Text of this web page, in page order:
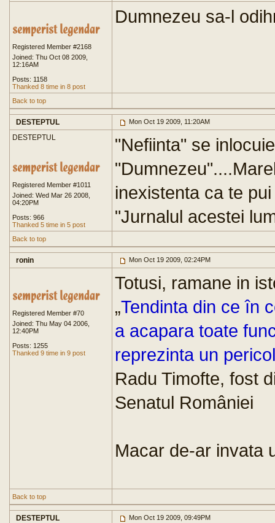
Registered Member #2168
Joined: Thu Oct 08 2009,
12:16AM
Posts: 1158
Thanked 8 time in 8 post
Dumnezeu sa-l
Back to top
DESTEPTUL Mon Oct 19 2009, 11:20AM
DESTEPTUL
Registered Member #1011
Joined: Wed Mar 26 2008,
04:20PM
Posts: 966
Thanked 5 time in 5 post
"Nefiinta" se
inexistenta ca te
"Jurnalul acestei
Back to top
ronin Mon Oct 19 2009, 02:24PM
Registered Member #70
Joined: Thu May 04 2006,
12:40PM
Posts: 1255
Thanked 9 time in 9 post
Totusi, ramane in
„Tendinta din ce în
a acapara toate
reprezinta un
Radu Timofte, fost
Senatul României
Macar de-ar invata
Back to top
DESTEPTUL Mon Oct 19 2009, 09:49PM